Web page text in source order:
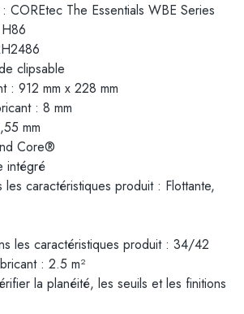
COREtec The Essentials WBE Series
clipsable
: 912 mm x 228 mm
: 8 mm
mm
Core®
intégré
caractéristiques produit : Flottante,
les caractéristiques produit : 34/42
: 2.5 m²
la planéité, les seuils et les finitions